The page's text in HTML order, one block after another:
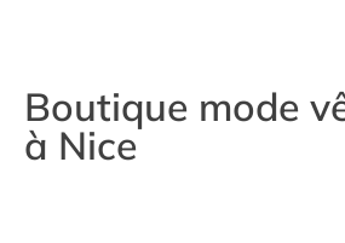
Boutique mode
à Nice